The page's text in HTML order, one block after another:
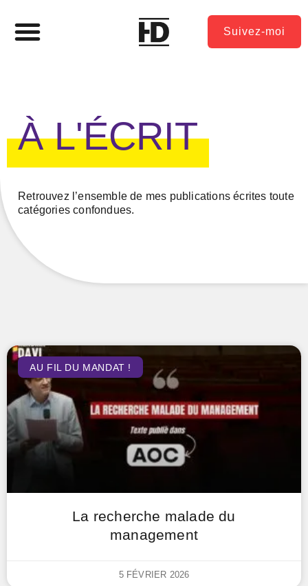
Suivez-moi
À L'ÉCRIT
Retrouvez l’ensemble de mes publications écrites toute
catégories confondues.
AU FIL DU MANDAT !
La recherche malade du
management
5 FÉVRIER 2026